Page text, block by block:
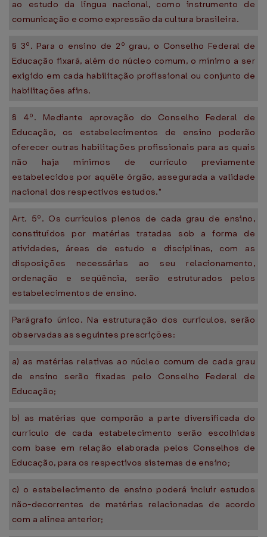
ao estudo da língua nacional, como instrumento de
comunicação e como expressão da cultura brasileira.
§ 3º. Para o ensino de 2º grau, o Conselho Federal de
Educação fixará, além do núcleo comum, o mínimo a ser
exigido em cada habilitação profissional ou conjunto de
habilitações afins.
§ 4º. Mediante aprovação do Conselho Federal de
Educação, os estabelecimentos de ensino poderão
oferecer outras habilitações profissionais para as quais
não haja mínimos de currículo previamente
estabelecidos por aquêle órgão, assegurada a validade
nacional dos respectivos estudos."
Art. 5º. Os currículos plenos de cada grau de ensino,
constituídos por matérias tratadas sob a forma de
atividades, áreas de estudo e disciplinas, com as
disposições necessárias ao seu relacionamento,
ordenação e seqüência, serão estruturados pelos
estabelecimentos de ensino.
Parágrafo único. Na estruturação dos currículos, serão
observadas as seguintes prescrições:
a) as matérias relativas ao núcleo comum de cada grau
de ensino serão fixadas pelo Conselho Federal de
Educação;
b) as matérias que comporão a parte diversificada do
currículo de cada estabelecimento serão escolhidas
com base em relação elaborada pelos Conselhos de
Educação, para os respectivos sistemas de ensino;
c) o estabelecimento de ensino poderá incluir estudos
não-decorrentes de matérias relacionadas de acordo
com a alínea anterior;